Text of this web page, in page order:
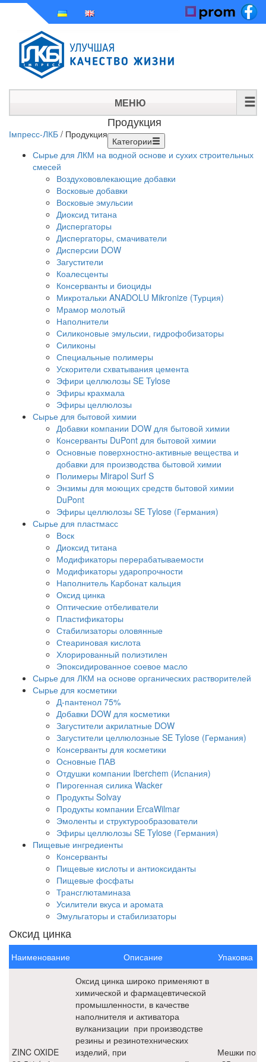
МЕНЮ
ГЛАВНАЯ
ИСТОРИЯ
ПРОДУКЦИЯ
НОВОСТИ
Імпресс-ЛКБ / Продукция
Продукция
Категории
Сырье для ЛКМ на водной основе и сухих строительных
смесей
Воздухововлекающие добавки
Восковые добавки
Восковые эмульсии
Диоксид титана
Диспергаторы
Диспергаторы, смачиватели
Дисперсии DOW
Загустители
Коалесценты
Консерванты и биоциды
Микротальки ANADOLU Mikronize (Турция)
Мрамор молотый
Наполнители
Силиконовые эмульсии, гидрофобизаторы
Силиконы
Специальные полимеры
Ускорители схватывания цемента
Эфири целлюлозы SE Tylose
Эфиры крахмала
Эфиры целлюлозы
Сырье для бытовой химии
Добавки компании DOW для бытовой химии
Консерванты DuPont для бытовой химии
Основные поверхностно-активные вещества и
добавки для производства бытовой химии
Полимеры Mirapol Surf S
Энзимы для моющих средств бытовой химии
DuPont
Эфиры целлюлозы SE Tylose (Германия)
Сырье для пластмасс
Воск
Диоксид титана
Модификаторы перерабатываемости
Модификаторы ударопрочности
Наполнитель Карбонат кальция
Оксид цинка
Оптические отбеливатели
Пластификаторы
Стабилизаторы оловянные
Стеариновая кислота
Хлорированный полиэтилен
Эпоксидированное соевое масло
Сырье для ЛКМ на основе органических растворителей
Сырье для косметики
Д-пантенол 75%
Добавки DOW для косметики
Загустители акрилатные DOW
Загустители целлюлозные SE Tylose (Германия)
Консерванты для косметики
Основные ПАВ
Отдушки компании Iberchem (Испания)
Пирогенная силика Wacker
Продукты Solvay
Продукты компании ErcaWilmar
Эмоленты и структурообразователи
Эфиры целлюлозы SE Tylose (Германия)
Пищевые ингредиенты
Консерванты
Пищевые кислоты и антиоксиданты
Пищевые фосфаты
Трансглютаминаза
Усилители вкуса и аромата
Эмульгаторы и стабилизаторы
Оксид цинка
Наименование Описание Упаковка
ZINC OXIDE
Оксид цинка широко применяют в
химической и фармацевтической
промышленности, в качестве
наполнителя и активатора
вулканизации при производстве
резины и резинотехнических
изделий, при
Мешки по